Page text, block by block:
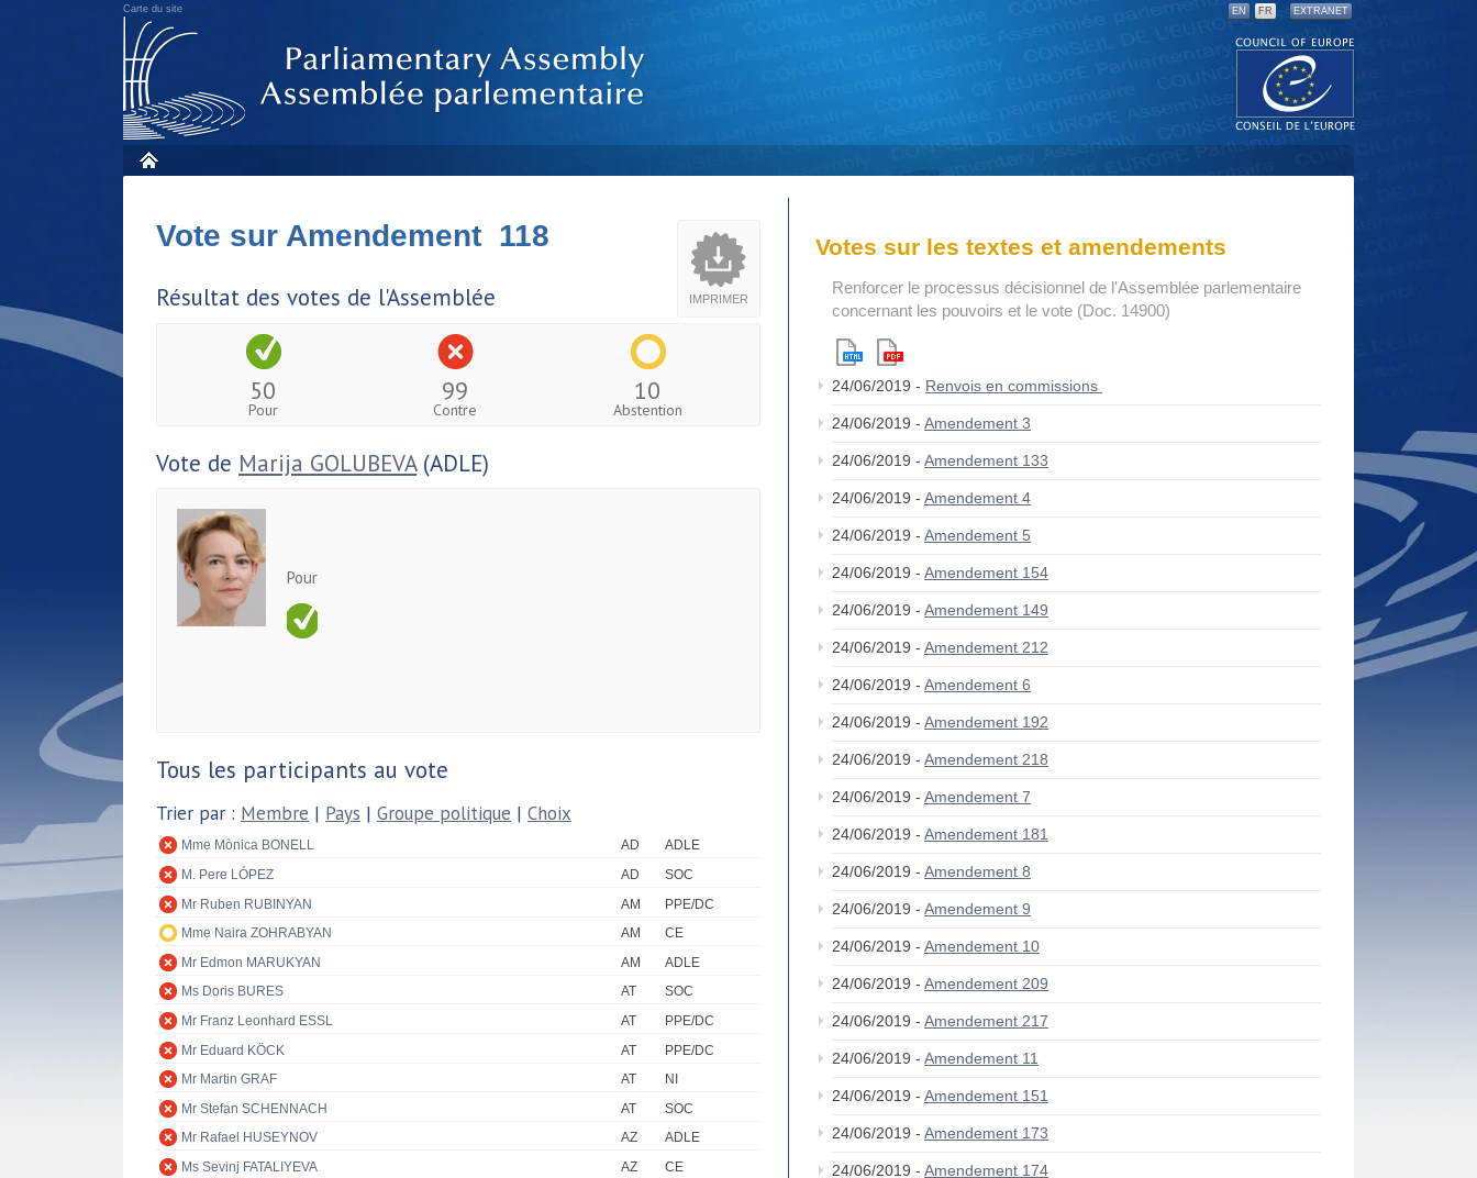
Carte du site EN FR EXTRANET
IMPRIMER
Vote sur Amendement 118
Résultat des votes de l'Assemblée
50
Pour
99
Contre
10
Abstention
Vote de Marija GOLUBEVA(ADLE)
Pour
Tous les participants au vote
Trier par : Membre | Pays | Groupe politique | Choix
Mme Mònica BONELL AD
ADLE
M. Pere LÓPEZ
AD
SOC
Mr Ruben RUBINYAN
AM
PPE/DC
Mme Naira ZOHRABYAN
AM
CE
Mr Edmon MARUKYAN
AM
ADLE
Ms Doris BURES
AT
SOC
Mr Franz Leonhard ESSL
AT
PPE/DC
Mr Eduard KÖCK
AT
PPE/DC
Mr Martin GRAF
AT
NI
Mr Stefan SCHENNACH
AT
SOC
Mr Rafael HUSEYNOV
AZ
ADLE
Ms Sevinj FATALIYEVA
AZ
CE
Votes sur les textes et amendements
Renforcer le processus décisionnel de l'Assemblée parlementaire
concernant les pouvoirs et le vote (Doc. 14900)
24/06/2019 - Renvois en commissions
24/06/2019 - Amendement 3
24/06/2019 - Amendement 133
24/06/2019 - Amendement 4
24/06/2019 - Amendement 5
24/06/2019 - Amendement 154
24/06/2019 - Amendement 149
24/06/2019 - Amendement 212
24/06/2019 - Amendement 6
24/06/2019 - Amendement 192
24/06/2019 - Amendement 218
24/06/2019 - Amendement 7
24/06/2019 - Amendement 181
24/06/2019 - Amendement 8
24/06/2019 - Amendement 9
24/06/2019 - Amendement 10
24/06/2019 - Amendement 209
24/06/2019 - Amendement 217
24/06/2019 - Amendement 11
24/06/2019 - Amendement 151
24/06/2019 - Amendement 173
24/06/2019 - Amendement 174